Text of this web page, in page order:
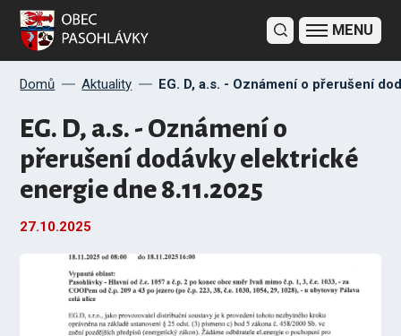
Domů Aktuality EG. D, a.s. - Oznámení o přerušení
EG. D, a.s. - Oznámení o
přerušení dodávky elektrické
energie dne 8.11.2025
27.10.2025